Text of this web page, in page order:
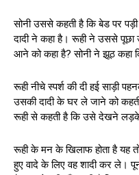
सोनी उससे कहती है कि बेड पर
दादी ने कहा है। रूही ने उससे
आने को कहा है? सोनी ने झूठ कहा
रूही नीचे स्पर्श की दी हई साड़ी
उसकी दादी के घर ले जाने को
रूही से कहती है कि उसे देखने
रूही के मन के खिलाफ होता है यह
हुए वादे के लिए वह शादी कर ले।